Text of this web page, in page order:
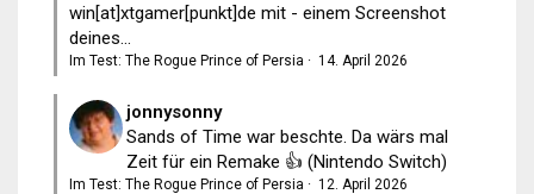
win[at]xtgamer[punkt]de mit - einem Screenshot
deines...
Im Test: The Rogue Prince of Persia · 14. April 2026
jonnysonny
Sands of Time war beschte. Da wärs mal
Zeit für ein Remake 👍 (Nintendo Switch)
Im Test: The Rogue Prince of Persia · 12. April 2026